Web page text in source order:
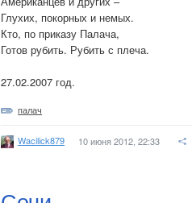
Глухих, покорных и немых.
Кто, по приказу Палача,
Готов рубить. Рубить с плеча.
27.02.2007 год.
палач
Wacilick879 10 июня 2012, 22:33